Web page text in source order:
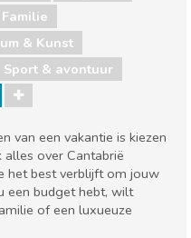
& Kunst
Sport & avontuur
van een vakantie is kiezen
over Cantabrië
het best verblijft om jouw
een budget hebt, wilt
of een luxueuze